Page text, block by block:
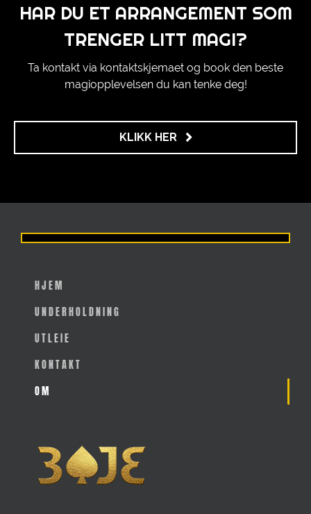
HAR DU ET ARRANGEMENT SOM
TRENGER LITT MAGI?
Ta kontakt via kontaktskjemaet og book den beste
magiopplevelsen du kan tenke deg!
KLIKK HER
HJEM
UNDERHOLDNING
UTLEIE
KONTAKT
OM